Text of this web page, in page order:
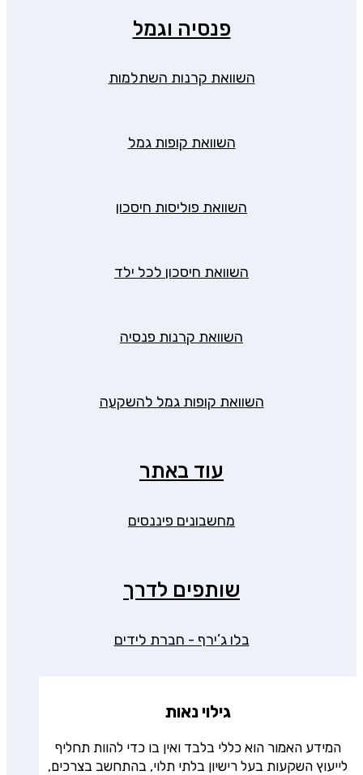
פנסיה וגמל
השוואת קרנות השתלמות
השוואת קופות גמל
השוואת פוליסות חיסכון
השוואת חיסכון לכל ילד
השוואת קרנות פנסיה
השוואת קופות גמל להשקעה
עוד באתר
מחשבונים פיננסים
שותפים לדרך
בלו ג’ירף - חברת לידים
גילוי נאות
המידע האמור הוא כללי בלבד ואין בו כדי להוות תחליף
לייעוץ השקעות בעל רישיון בלתי תלוי, בהתחשב בצרכים,